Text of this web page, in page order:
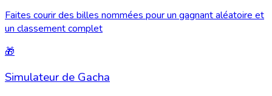
Faites courir des billes nommées pour un gagnant aléatoire et
un classement complet
🎁
Simulateur de Gacha